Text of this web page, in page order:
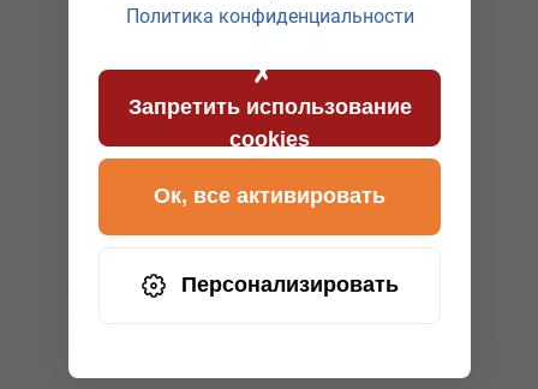
Политика конфиденциальности
Запретить использование
cookies
Персонализировать
Ок, все активировать